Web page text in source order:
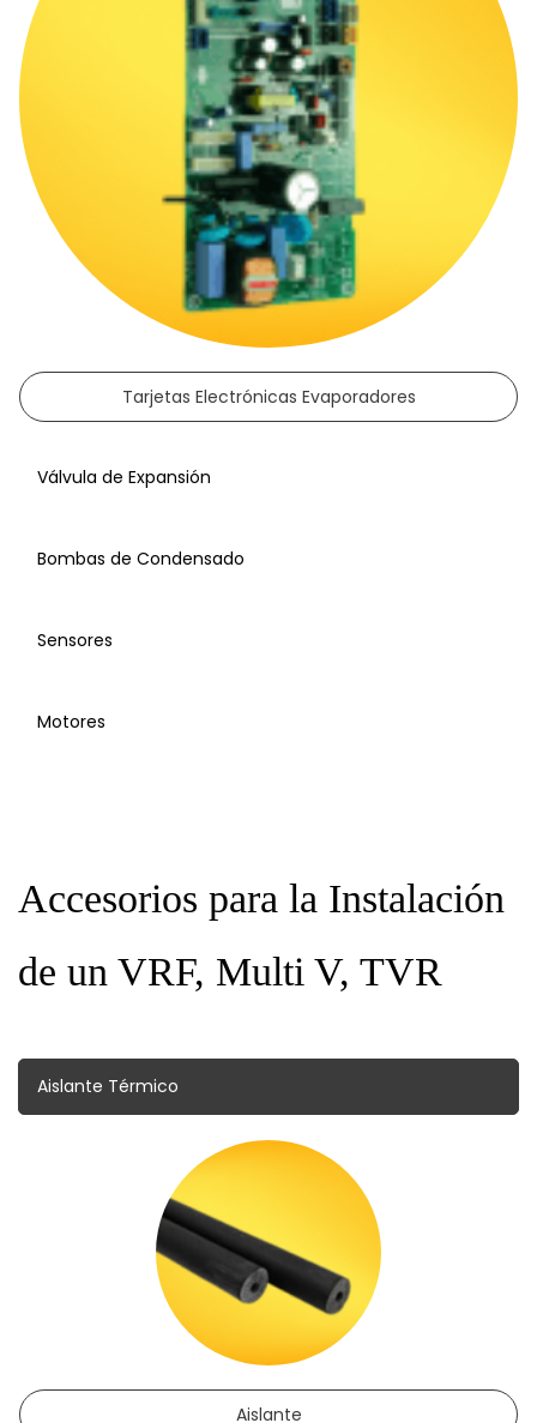
Tarjetas Electrónicas Evaporadores
Válvula de Expansión
Bombas de Condensado
Bombas de Condensado
Sensores
Motores
Motor Para Evaporador
Accesorios para la Instalación
de un VRF, Multi V, TVR
Aislante Térmico
Aislante